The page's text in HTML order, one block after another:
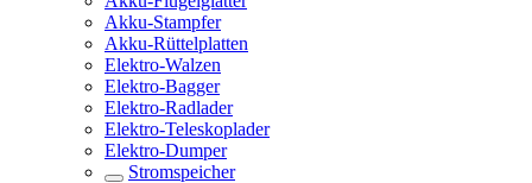
Akku-Stampfer
Akku-Rüttelplatten
Elektro-Walzen
Elektro-Bagger
Elektro-Radlader
Elektro-Teleskoplader
Elektro-Dumper
Stromspeicher